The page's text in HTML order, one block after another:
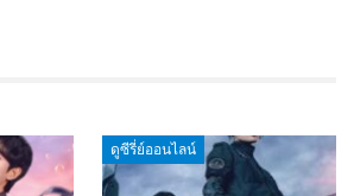
ดูซีรี่ย์ออนไลน์